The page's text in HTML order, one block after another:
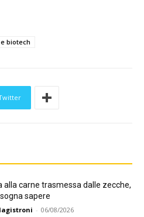
biotech
alla carne trasmessa dalle zecche,
sapere
- 06/08/2026